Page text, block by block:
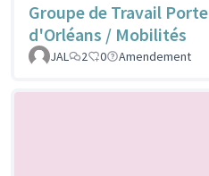
Groupe de Travail Porte
d'Orléans / Mobilités
JAL
2 0 Amendement